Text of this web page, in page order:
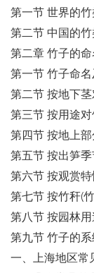
第一节 世界的
第二节 中国的
第二章 竹子的
第一节 竹子命
第二节 按地下
第三节 按用途
第四节 按地上
第五节 按出笋
第六节 按观赏
第七节 按竹秆(
第八节 按园林
第九节 竹子的
一、上海地区常